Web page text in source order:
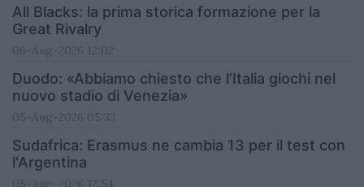
All Blacks: la prima storica formazione per la
Great Rivalry
06-Aug-2026 12:02
Duodo: «Abbiamo chiesto che l’Italia giochi nel
nuovo stadio di Venezia»
05-Aug-2026 05:33
Sudafrica: Erasmus ne cambia 13 per il test con
l'Argentina
05-Aug-2026 12:54